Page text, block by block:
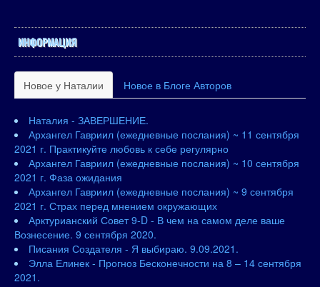
ИНФОРМАЦИЯ
Новое у Наталии Новое в Блоге Авторов
Наталия - ЗАВЕРШЕНИЕ.
Архангел Гавриил (ежедневные послания) ~ 11 сентября
2021 г. Практикуйте любовь к себе регулярно
Архангел Гавриил (ежедневные послания) ~ 10 сентября
2021 г. Фаза ожидания
Архангел Гавриил (ежедневные послания) ~ 9 сентября
2021 г. Страх перед мнением окружающих
Арктурианский Совет 9-D - В чем на самом деле ваше
Вознесение. 9 сентября 2020.
Писания Создателя - Я выбираю. 9.09.2021.
Элла Елинек - Прогноз Бесконечности на 8 – 14 сентября
2021.